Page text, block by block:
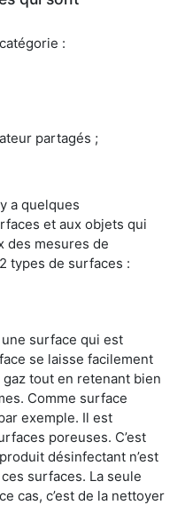
:
partagés ;
a quelques
et aux objets qui
des mesures de
types de surfaces :
surface qui est
se laisse facilement
tout en retenant bien
Comme surface
exemple. Il est
poreuses. C’est
désinfectant n’est
surfaces. La seule
cas, c’est de la nettoyer